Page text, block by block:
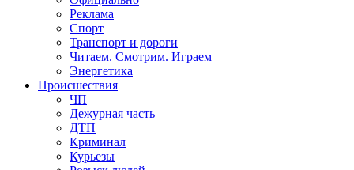
Реклама
Спорт
Транспорт и дороги
Читаем. Смотрим. Играем
Энергетика
Происшествия
ЧП
Дежурная часть
ДТП
Криминал
Курьезы